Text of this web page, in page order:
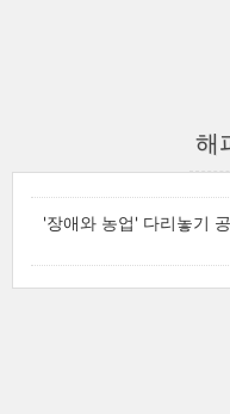
해
'장애와 농업' 다리놓기